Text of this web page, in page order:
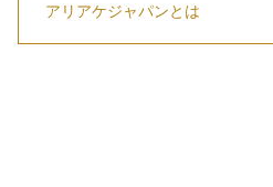
アリアケジャパンとは